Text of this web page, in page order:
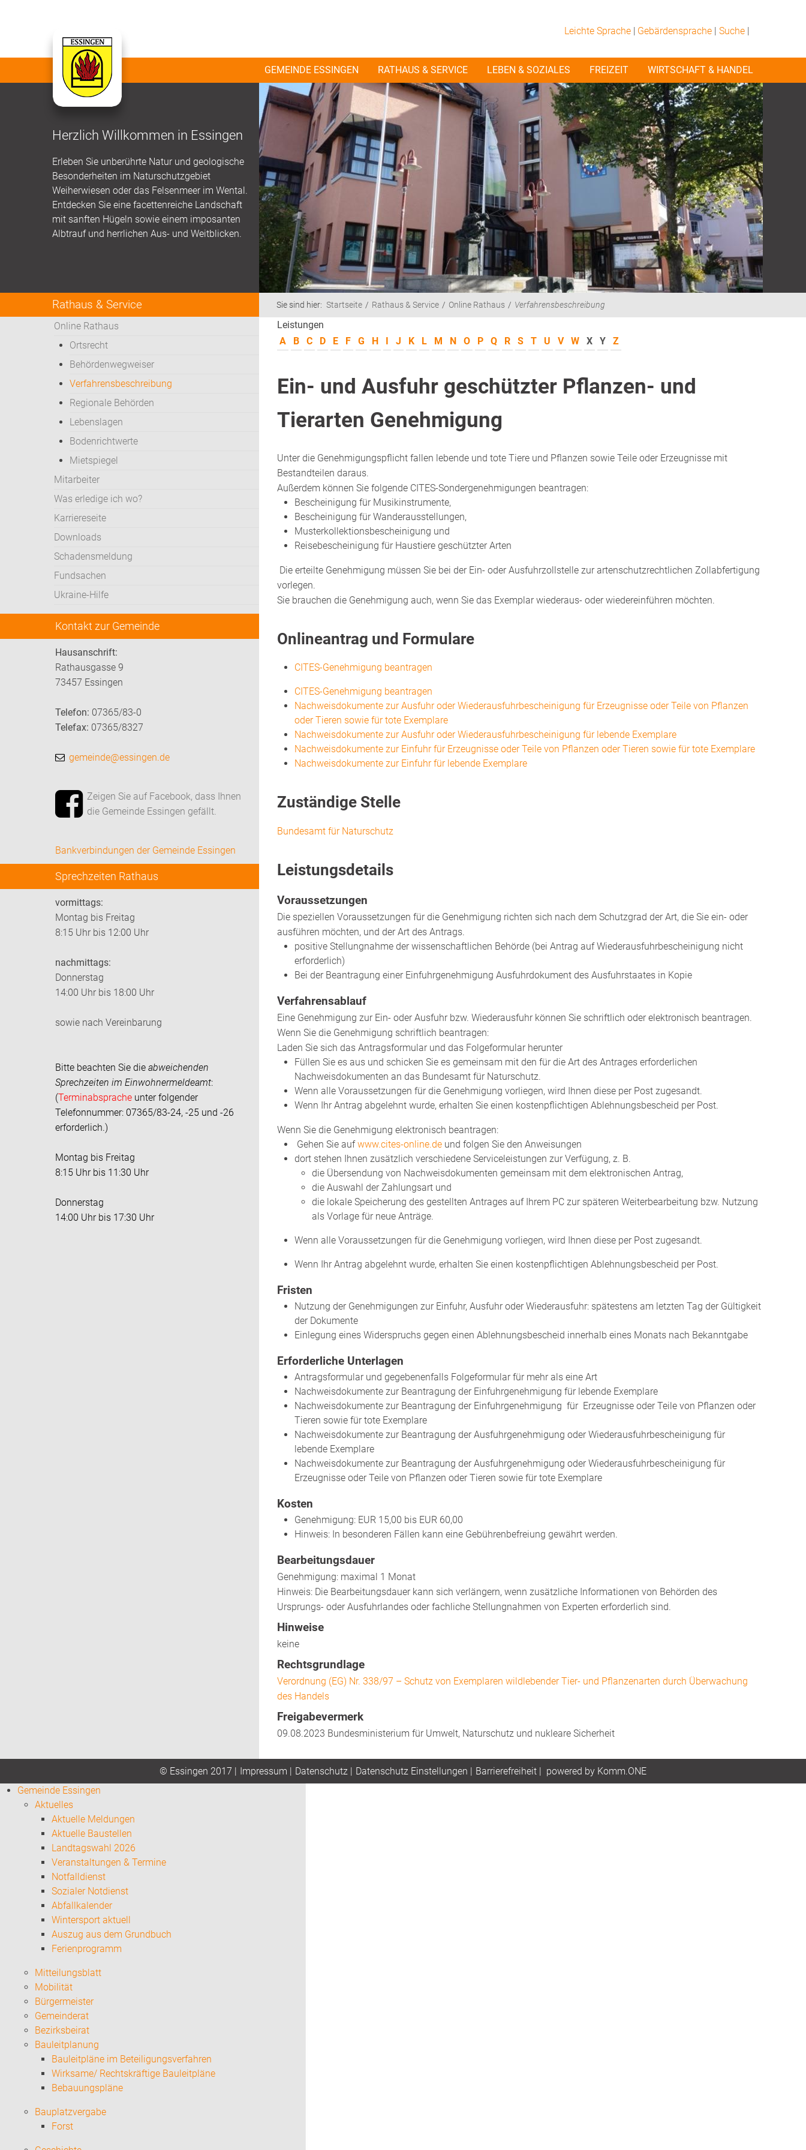
Leichte Sprache | Gebärdensprache | Suche|
GEMEINDE ESSINGEN RATHAUS & SERVICE LEBEN & SOZIALES FREIZEIT WIRTSCHAFT & HANDEL
Herzlich Willkommen in Essingen
Erleben Sie unberührte Natur und geologische
Besonderheiten im Naturschutzgebiet
Weiherwiesen oder das Felsenmeer im Wental.
Entdecken Sie eine facettenreiche Landschaft
mit sanften Hügeln sowie einem imposanten
Albtrauf und herrlichen Aus- und Weitblicken.
Rathaus & Service
Online Rathaus
Ortsrecht
Behördenwegweiser
Verfahrensbeschreibung
Regionale Behörden
Lebenslagen
Bodenrichtwerte
Mietspiegel
Mitarbeiter
Was erledige ich wo?
Karriereseite
Downloads
Schadensmeldung
Fundsachen
Ukraine-Hilfe
Kontakt zur Gemeinde
Hausanschrift:
Rathausgasse 9
73457 Essingen
Telefon: 07365/83-0
Telefax: 07365/8327
gemeinde@essingen.de
Zeigen Sie auf Facebook, dass Ihnen
die Gemeinde Essingen gefällt.
Bankverbindungen der Gemeinde Essingen
Sprechzeiten Rathaus
vormittags:
Montag bis Freitag
8:15 Uhr bis 12:00 Uhr
nachmittags:
Donnerstag
14:00 Uhr bis 18:00 Uhr
sowie nach Vereinbarung
Bitte beachten Sie die abweichenden
Sprechzeiten im Einwohnermeldeamt:
(Terminabsprache unter folgender
Telefonnummer: 07365/83-24, -25 und -26
erforderlich.)
Montag bis Freitag
8:15 Uhr bis 11:30 Uhr
Donnerstag
14:00 Uhr bis 17:30 Uhr
Sie sind hier: Startseite Rathaus & Service Online Rathaus Verfahrensbeschreibung
Leistungen
A
B C D E F G H I J K L M N O P Q R S T U V W X Y Z
Ein- und Ausfuhr geschützter Pflanzen- und
Tierarten Genehmigung
Unter die Genehmigungspflicht fallen lebende und tote Tiere und Pflanzen sowie Teile oder Erzeugnisse mit
Bestandteilen daraus.
Außerdem können Sie folgende CITES-Sondergenehmigungen beantragen:
Bescheinigung für Musikinstrumente,
Bescheinigung für Wanderausstellungen,
Musterkollektionsbescheinigung und
Reisebescheinigung für Haustiere geschützter Arten
Die erteilte Genehmigung müssen Sie bei der Ein- oder Ausfuhrzollstelle zur artenschutzrechtlichen Zollabfertigung
vorlegen.
Sie brauchen die Genehmigung auch, wenn Sie das Exemplar wiederaus- oder wiedereinführen möchten.
Onlineantrag und Formulare
CITES-Genehmigung beantragen
CITES-Genehmigung beantragen
Nachweisdokumente zur Ausfuhr oder Wiederausfuhrbescheinigung für Erzeugnisse oder Teile von Pflanzen
oder Tieren sowie für tote Exemplare
Nachweisdokumente zur Ausfuhr oder Wiederausfuhrbescheinigung für lebende Exemplare
Nachweisdokumente zur Einfuhr für Erzeugnisse oder Teile von Pflanzen oder Tieren sowie für tote Exemplare
Nachweisdokumente zur Einfuhr für lebende Exemplare
Zuständige Stelle
Bundesamt für Naturschutz
Leistungsdetails
Voraussetzungen
Die speziellen Voraussetzungen für die Genehmigung richten sich nach dem Schutzgrad der Art, die Sie ein- oder
ausführen möchten, und der Art des Antrags.
positive Stellungnahme der wissenschaftlichen Behörde (bei Antrag auf Wiederausfuhrbescheinigung nicht
erforderlich)
Bei der Beantragung einer Einfuhrgenehmigung Ausfuhrdokument des Ausfuhrstaates in Kopie
Verfahrensablauf
Eine Genehmigung zur Ein- oder Ausfuhr bzw. Wiederausfuhr können Sie schriftlich oder elektronisch beantragen.
Wenn Sie die Genehmigung schriftlich beantragen:
Laden Sie sich das Antragsformular und das Folgeformular herunter
Füllen Sie es aus und schicken Sie es gemeinsam mit den für die Art des Antrages erforderlichen
Nachweisdokumenten an das Bundesamt für Naturschutz.
Wenn alle Voraussetzungen für die Genehmigung vorliegen, wird Ihnen diese per Post zugesandt.
Wenn Ihr Antrag abgelehnt wurde, erhalten Sie einen kostenpflichtigen Ablehnungsbescheid per Post.
Wenn Sie die Genehmigung elektronisch beantragen:
Gehen Sie aufwww.cites-online.deund folgen Sie den Anweisungen
dort stehen Ihnen zusätzlich verschiedene Serviceleistungen zur Verfügung, z. B.
die Übersendung von Nachweisdokumenten gemeinsam mit dem elektronischen Antrag,
die Auswahl der Zahlungsart und
die lokale Speicherung des gestellten Antrages auf Ihrem PC zur späteren Weiterbearbeitung bzw. Nutzung
als Vorlage für neue Anträge.
Wenn alle Voraussetzungen für die Genehmigung vorliegen, wird Ihnen diese per Post zugesandt.
Wenn Ihr Antrag abgelehnt wurde, erhalten Sie einen kostenpflichtigen Ablehnungsbescheid per Post.
Fristen
Nutzung der Genehmigungen zur Einfuhr, Ausfuhr oder Wiederausfuhr: spätestens am letzten Tag der Gültigkeit
der Dokumente
Einlegung eines Widerspruchs gegen einen Ablehnungsbescheid innerhalb eines Monats nach Bekanntgabe
Erforderliche Unterlagen
Antragsformular und gegebenenfalls Folgeformular für mehr als eine Art
Nachweisdokumente zur Beantragung der Einfuhrgenehmigung für lebende Exemplare
Nachweisdokumente zur Beantragung der Einfuhrgenehmigung für Erzeugnisse oder Teile von Pflanzen oder
Tieren sowie für tote Exemplare
Nachweisdokumente zur Beantragung der Ausfuhrgenehmigung oder Wiederausfuhrbescheinigung für
lebende Exemplare
Nachweisdokumente zur Beantragung der Ausfuhrgenehmigung oder Wiederausfuhrbescheinigung für
Erzeugnisse oder Teile von Pflanzen oder Tieren sowie für tote Exemplare
Kosten
Genehmigung: EUR 15,00 bis EUR 60,00
Hinweis: In besonderen Fällen kann eine Gebührenbefreiung gewährt werden.
Bearbeitungsdauer
Genehmigung: maximal 1 Monat
Hinweis: Die Bearbeitungsdauer kann sich verlängern, wenn zusätzliche Informationen von Behörden des
Ursprungs- oder Ausfuhrlandes oder fachliche Stellungnahmen von Experten erforderlich sind.
Hinweise
keine
Rechtsgrundlage
Verordnung (EG) Nr. 338/97 – Schutz von Exemplaren wildlebender Tier- und Pflanzenarten durch Überwachung
des Handels
Freigabevermerk
09.08.2023 Bundesministerium für Umwelt, Naturschutz und nukleare Sicherheit
© Essingen 2017 | Impressum | Datenschutz | Datenschutz Einstellungen | Barrierefreiheit | powered by Komm.ONE
Gemeinde Essingen
Aktuelles
Aktuelle Meldungen
Aktuelle Baustellen
Landtagswahl 2026
Veranstaltungen & Termine
Notfalldienst
Sozialer Notdienst
Abfallkalender
Wintersport aktuell
Auszug aus dem Grundbuch
Ferienprogramm
Mitteilungsblatt
Mobilität
Bürgermeister
Gemeinderat
Bezirksbeirat
Bauleitplanung
Bauleitpläne im Beteiligungsverfahren
Wirksame/ Rechtskräftige Bauleitpläne
Bebauungspläne
Bauplatzvergabe
Forst